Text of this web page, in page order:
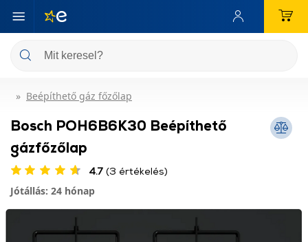
Beépíthető gáz főzőlap
Bosch POH6B6K30 Beépíthető
gázfőzőlap
4.7 (3 értékelés)
Jótállás: 24 hónap